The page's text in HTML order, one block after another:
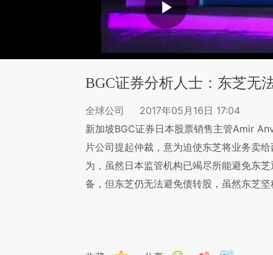
BGC证券分析人士：东芝无
全球公司
2017年05月16日 17:04
新加坡BGC证券日本股票销售主管Amir
片公司提起仲裁，意为迫使东芝将业务卖
为，虽然日本监管机构已竭尽所能避免东
备，但东芝仍无法避免债转股，虽然东芝